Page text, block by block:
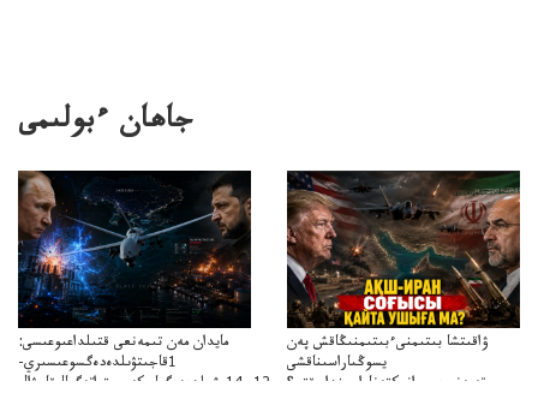
جاھان ءبولىمى
مايدان مەن تىمەنعى قتىلداعىوعىسى:
1قاجىتۋىلدەدەگسوعىسىري-
سترات12ي14ىشىلدەدەگىاسكەريستراتەگيالىقاحۋال
ۋاقىتشا بىتىمنىءبىتىمنىڭاقش پەن
يسوڭىاراسىناقشى
تەپەنىرەسيرانىكتەناراسىنداعىقتى؟